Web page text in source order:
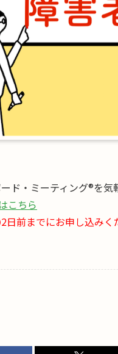
ド・ミーティング®を気
こちら
前までにお申し込みく